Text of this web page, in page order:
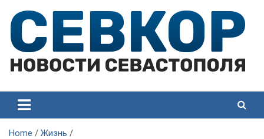
content
Севастополя
Севастополя
Home
Жизнь